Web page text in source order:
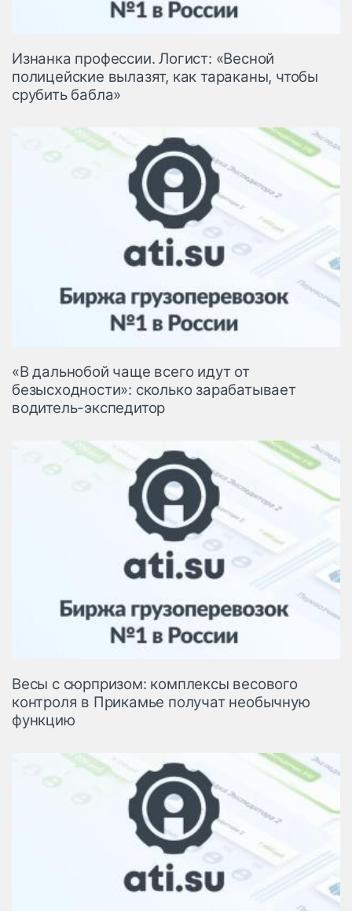
Изнанка профессии. Логист: «Весной
полицейские вылазят, как тараканы, чтобы
срубить бабла»
«В дальнобой чаще всего идут от
безысходности»: сколько зарабатывает
водитель-экспедитор
Весы с сюрпризом: комплексы весового
контроля в Прикамье получат необычную
функцию